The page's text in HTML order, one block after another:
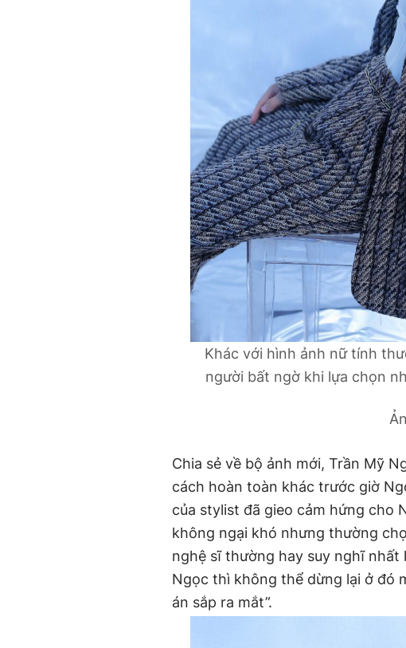
Khác với hình ảnh nữ tính
người bất ngờ khi lựa chọn
Chia sẻ về bộ ảnh mới, Trần Mỹ
cách hoàn toàn khác trước giờ
của stylist đã gieo cảm hứng cho
không ngại khó nhưng thường
nghệ sĩ thường hay suy nghĩ
Ngọc thì không thể dừng lại ở đó
án sắp ra mắt”.